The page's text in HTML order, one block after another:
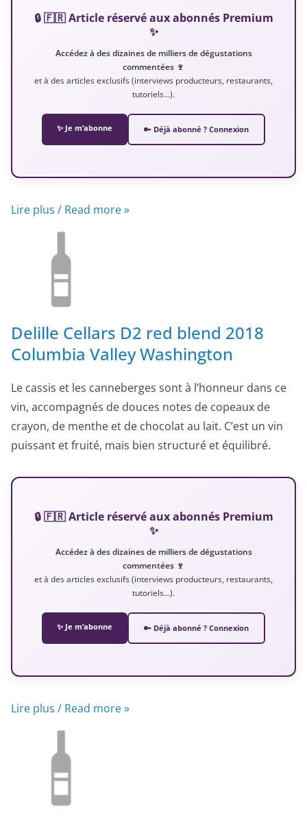
🔒 🇫🇷 Article réservé aux abonnés Premium
✨
Accédez à des dizaines de milliers de dégustations
commentées 🍷
et à des articles exclusifs (interviews producteurs, restaurants,
tutoriels…).
✨ Je m’abonne 🔑 Déjà abonné ? Connexion
Lire plus / Read more »
Delille Cellars D2 red blend 2018
Columbia Valley Washington
Le cassis et les canneberges sont à l’honneur dans ce
vin, accompagnés de douces notes de copeaux de
crayon, de menthe et de chocolat au lait. C’est un vin
puissant et fruité, mais bien structuré et équilibré.
🔒 🇫🇷 Article réservé aux abonnés Premium
✨
Accédez à des dizaines de milliers de dégustations
commentées 🍷
et à des articles exclusifs (interviews producteurs, restaurants,
tutoriels…).
✨ Je m’abonne 🔑 Déjà abonné ? Connexion
Lire plus / Read more »